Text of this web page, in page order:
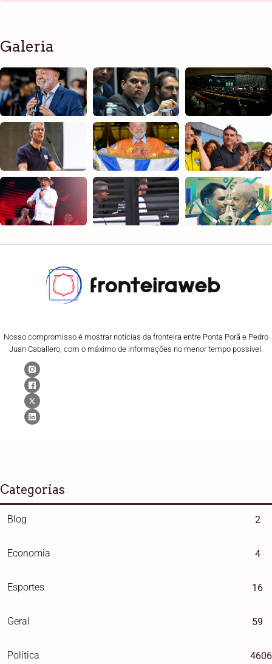
Galeria
Nosso compromisso é mostrar notícias da fronteira entre Ponta Porã e Pedro
Juan Caballero, com o máximo de informações no menor tempo possível.
Categorias
Blog 2
Economia 4
Esportes 16
Geral 59
Política 4606